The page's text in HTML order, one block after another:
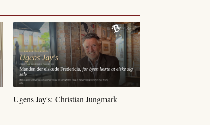
Ugens Jay's: Christian Jungmark